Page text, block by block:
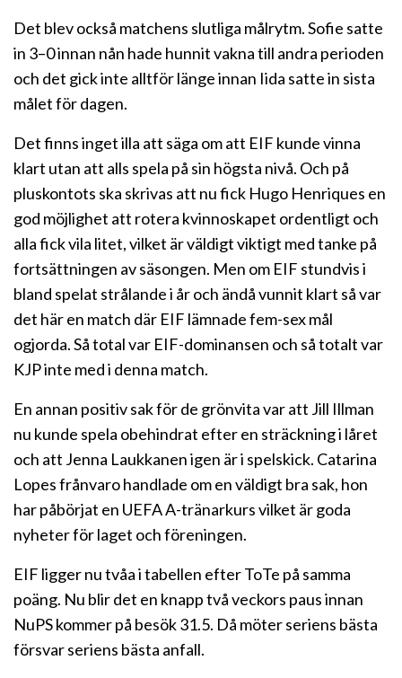
Det blev också matchens slutliga målrytm. Sofie satte
in 3–0 innan nån hade hunnit vakna till andra perioden
och det gick inte alltför länge innan Iida satte in sista
målet för dagen.
Det finns inget illa att säga om att EIF kunde vinna
klart utan att alls spela på sin högsta nivå. Och på
pluskontots ska skrivas att nu fick Hugo Henriques en
god möjlighet att rotera kvinnoskapet ordentligt och
alla fick vila litet, vilket är väldigt viktigt med tanke på
fortsättningen av säsongen. Men om EIF stundvis i
bland spelat strålande i år och ändå vunnit klart så var
det här en match där EIF lämnade fem-sex mål
ogjorda. Så total var EIF-dominansen och så totalt var
KJP inte med i denna match.
En annan positiv sak för de grönvita var att Jill Illman
nu kunde spela obehindrat efter en sträckning i låret
och att Jenna Laukkanen igen är i spelskick. Catarina
Lopes frånvaro handlade om en väldigt bra sak, hon
har påbörjat en UEFA A-tränarkurs vilket är goda
nyheter för laget och föreningen.
EIF ligger nu tvåa i tabellen efter ToTe på samma
poäng. Nu blir det en knapp två veckors paus innan
NuPS kommer på besök 31.5. Då möter seriens bästa
försvar seriens bästa anfall.